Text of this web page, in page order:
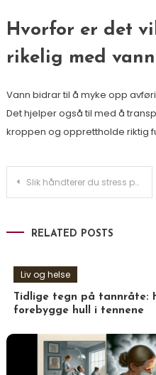
Hvorfor er det
rikelig med
Vann bidrar til å myke opp
Det hjelper også til med å
kroppen og opprettholde riktig
Slik håndterer du stress på jobben
RELATED POSTS
Liv og helse
Tidlige tegn på tannråte:
forebygge hull i tennene